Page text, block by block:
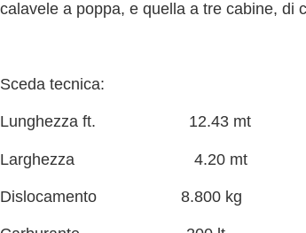
calavele a poppa, e quella a tre cabine, di
Sceda tecnica:
Lunghezza ft. 12.43 mt
Larghezza 4.20 mt
Dislocamento 8.800 kg